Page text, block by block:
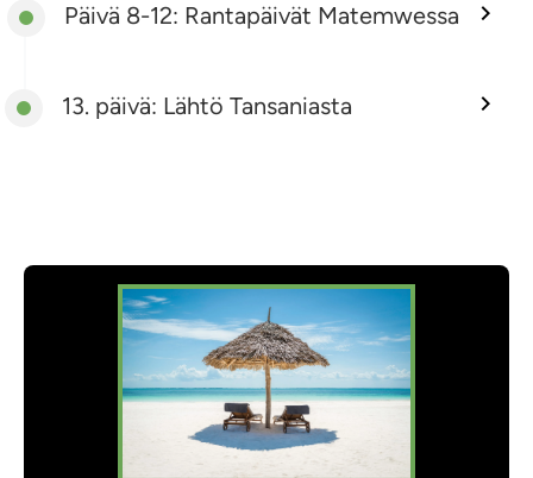
Päivä 8-12: Rantapäivät Matemwessa
13. päivä: Lähtö Tansaniasta